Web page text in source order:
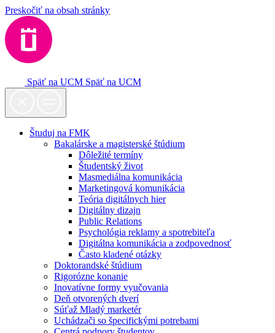
Preskočiť na obsah stránky
Späť na UCM Späť na UCM
Študuj na FMK
Bakalárske a magisterské štúdium
Dôležité termíny
Študentský život
Masmediálna komunikácia
Marketingová komunikácia
Teória digitálnych hier
Digitálny dizajn
Public Relations
Psychológia reklamy a spotrebiteľa
Digitálna komunikácia a zodpovednosť
Často kladené otázky
Doktorandské štúdium
Rigorózne konanie
Inovatívne formy vyučovania
Deň otvorených dverí
Súťaž Mladý marketér
Uchádzači so špecifickými potrebami